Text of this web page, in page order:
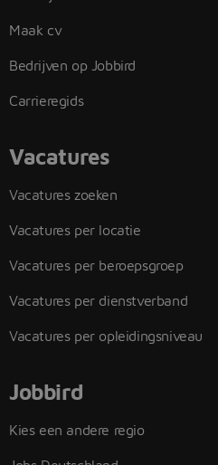
Maak cv
Bedrijven op Jobbird
Carrieregids
Vacatures
Vacatures zoeken
Vacatures per locatie
Vacatures per beroepsgroep
Vacatures per dienstverband
Vacatures per opleidingsniveau
Jobbird
Kies een andere regio